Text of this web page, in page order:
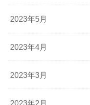
2023年5月
2023年4月
2023年3月
2023年2月